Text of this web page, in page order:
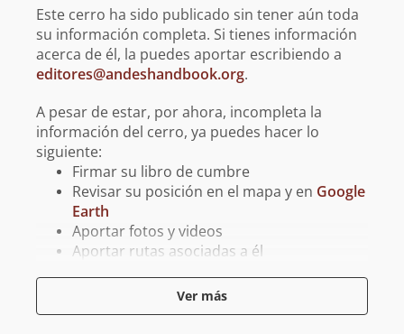
Este cerro ha sido publicado sin tener aún toda
su información completa. Si tienes información
acerca de él, la puedes aportar escribiendo a
editores@andeshandbook.org.
A pesar de estar, por ahora, incompleta la
información del cerro, ya puedes hacer lo
siguiente:
Firmar su libro de cumbre
Revisar su posición en el mapa y en Google
Earth
Aportar fotos y videos
Aportar rutas asociadas a él
Ver más